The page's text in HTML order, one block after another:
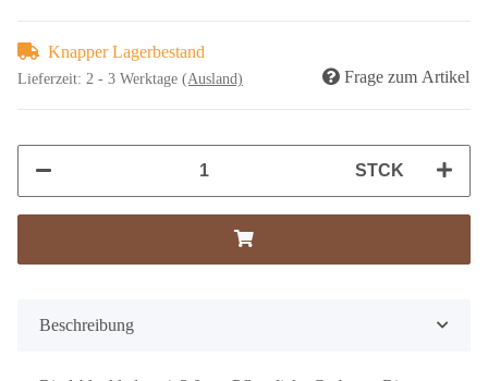
Knapper Lagerbestand
Lieferzeit: 2 - 3 Werktage (Ausland) Frage zum Artikel
STCK
Beschreibung